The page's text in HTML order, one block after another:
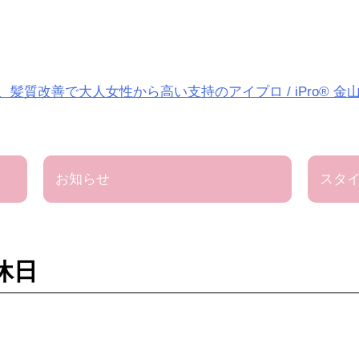
髪質改善で大人女性から高い支持のアイプロ / iPro® 金
お知らせ スタ
日